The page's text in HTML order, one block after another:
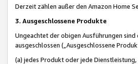
Derzeit zählen außer den Amazon Home
3. Ausgeschlossene Produkte
Ungeachtet der obigen Ausführungen
ausgeschlossen („Ausgeschlossene
(a) jedes Produkt oder jede